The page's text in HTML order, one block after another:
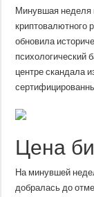
Минувшая неделя
криптовалютного
обновила
психологический
центре скандала
Цена
На минувшей
добралась до